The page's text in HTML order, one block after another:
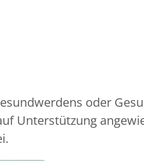
oder
Unterstützung